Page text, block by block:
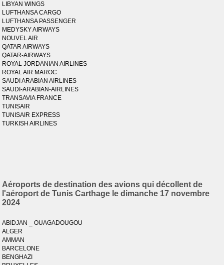
LIBYAN WINGS
LUFTHANSA CARGO
LUFTHANSA PASSENGER
MEDYSKY AIRWAYS
NOUVEL AIR
QATAR AIRWAYS
QATAR-AIRWAYS
ROYAL JORDANIAN AIRLINES
ROYAL AIR MAROC
SAUDI ARABIAN AIRLINES
SAUDI-ARABIAN-AIRLINES
TRANSAVIA FRANCE
TUNISAIR
TUNISAIR EXPRESS
TURKISH AIRLINES
Aéroports de destination des avions qui décollent de
l'aéroport de Tunis Carthage le dimanche 17 novembre
2024
ABIDJAN _ OUAGADOUGOU
ALGER
AMMAN
BARCELONE
BENGHAZI